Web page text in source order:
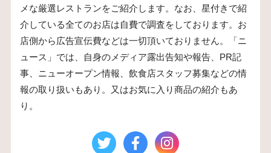
メな厳選レストランをご紹介します。なお、星付きで紹
介している全てのお店は自費で調査をしております。お
店側から広告宣伝費などは一切頂いておりません。「ニ
ュース」では、自身のメディア露出告知や報告、PR記
事、ニューオープン情報、飲食店スタッフ募集などの情
報の取り扱いもあり。又はお気に入り商品の紹介もあ
り。